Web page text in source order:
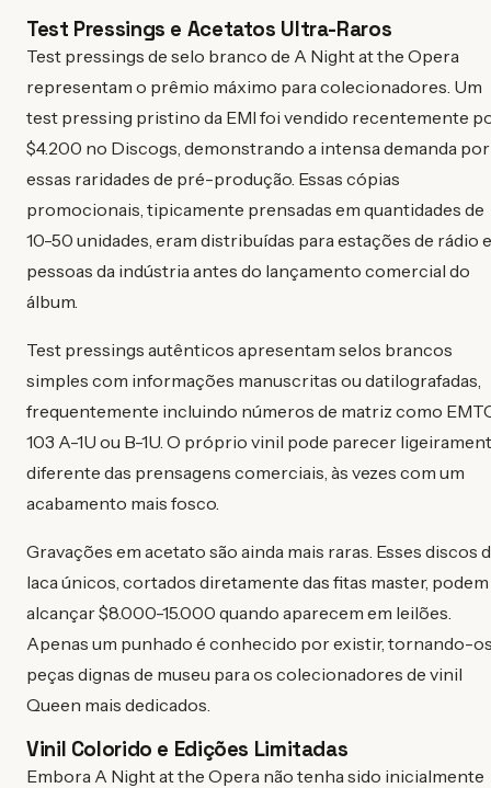
Test Pressings e Acetatos Ultra-Raros
Test pressings de selo branco de A Night at the Opera
representam o prêmio máximo para colecionadores. Um
test pressing pristino da EMI foi vendido recentemente
$4.200 no Discogs, demonstrando a intensa demanda por
essas raridades de pré-produção. Essas cópias
promocionais, tipicamente prensadas em quantidades de
10-50 unidades, eram distribuídas para estações de rádio e
pessoas da indústria antes do lançamento comercial do
álbum.
Test pressings autênticos apresentam selos brancos
simples com informações manuscritas ou datilografadas,
frequentemente incluindo números de matriz como
103 A-1U ou B-1U. O próprio vinil pode parecer
diferente das prensagens comerciais, às vezes com um
acabamento mais fosco.
Gravações em acetato são ainda mais raras. Esses discos
laca únicos, cortados diretamente das fitas master, podem
alcançar $8.000-15.000 quando aparecem em leilões.
Apenas um punhado é conhecido por existir, tornando-
peças dignas de museu para os colecionadores de vinil
Queen mais dedicados.
Vinil Colorido e Edições Limitadas
Embora A Night at the Opera não tenha sido inicialmente